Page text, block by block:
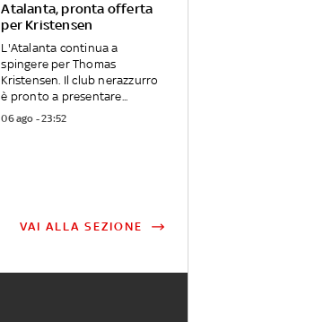
Atalanta, pronta offerta
per Kristensen
L'Atalanta continua a
spingere per Thomas
Kristensen. Il club nerazzurro
è pronto a presentare...
06 ago - 23:52
VAI ALLA SEZIONE